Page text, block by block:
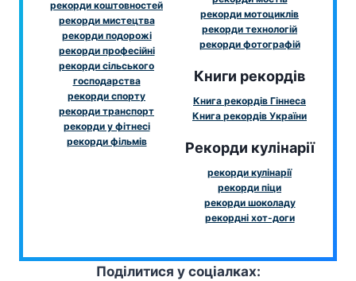
рекорди коштовностей
рекорди мистецтва
рекорди подорожі
рекорди професійні
рекорди сільського
господарства
рекорди спорту
рекорди транспорт
рекорди у фітнесі
рекорди фільмів
рекорди мотоциклів
рекорди технологій
рекорди фотографій
Книги рекордів
Книга рекордів Гіннеса
Книга рекордів України
Рекорди кулінарії
рекорди кулінарії
рекорди піци
рекорди шоколаду
рекордні хот-доги
Поділитися у соціалках: